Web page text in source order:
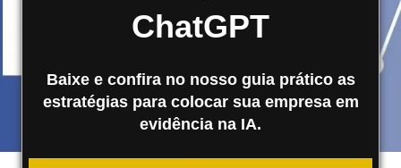
ChatGPT
Baixe e confira no nosso guia prático as
estratégias para colocar sua empresa em
evidência na IA.